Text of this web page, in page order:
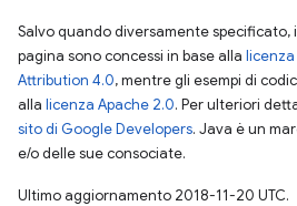
Salvo quando diversamente
pagina sono concessi in base alla
Attribution 4.0, mentre gli esempi di
alla licenza Apache 2.0. Per ulteriori
sito di Google Developers. Java è un
e/o delle sue consociate.
Ultimo aggiornamento 2018-11-20 UTC.